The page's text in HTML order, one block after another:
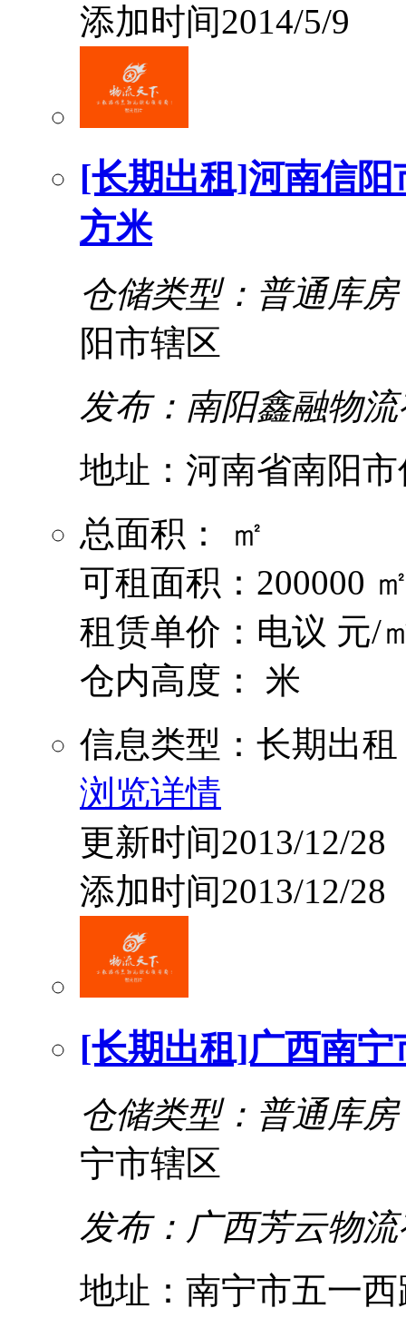
添加时间2014/5/9
[长期出租]河南信阳
方米
仓储类型：普通库房
阳市辖区
发布：南阳鑫融物
地址：河南省南阳
总面积： ㎡
可租面积：200000
租赁单价：电议 元/
仓内高度： 米
信息类型：长期出租
浏览详情
更新时间2013/12/28
添加时间2013/12/28
[长期出租]广西南
仓储类型：普通库房
宁市辖区
发布：广西芳云物
地址：南宁市五一